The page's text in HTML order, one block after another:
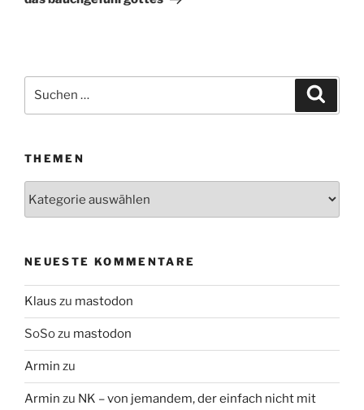
Suchen
THEMEN
NEUESTE KOMMENTARE
Klaus zu mastodon
SoSozu mastodon
Armin zu
Armin zu NK – von jemandem, der einfach nicht mit